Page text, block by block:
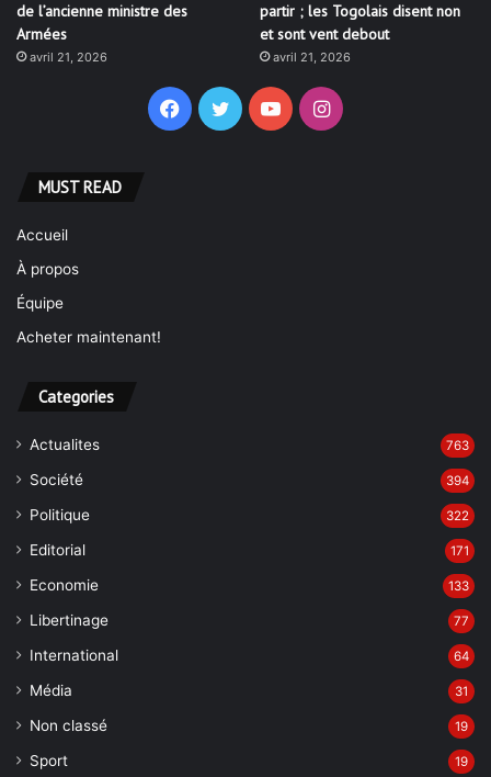
de l’ancienne ministre des
Armées
avril 21, 2026
partir ; les Togolais disent non
et sont vent debout
avril 21, 2026
Facebook
TwitterYouTubeInstagram
MUST READ
Accueil
À propos
Équipe
Acheter maintenant!
Categories
Actualites 763
Société 394
Politique 322
Editorial 171
Economie 133
Libertinage 77
International 64
Média 31
Non classé 19
Sport 19